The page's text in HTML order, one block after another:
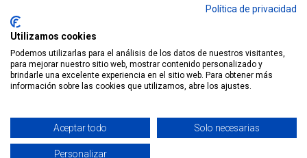
Noticias NewcorRED
Protagonistas
Sin categoría
Política de privacidad
Utilizamos cookies
Podemos utilizarlas para el análisis de los datos de nuestros visitantes,
para mejorar nuestro sitio web, mostrar contenido personalizado y
brindarle una excelente experiencia en el sitio web. Para obtener más
información sobre las cookies que utilizamos, abre los ajustes.
Aceptar todo Solo necesarias
Personalizar